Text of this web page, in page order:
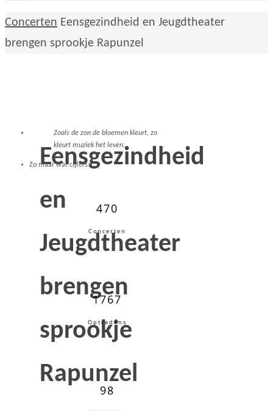
Home
Concerten Eensgezindheid en Jeugdtheater
brengen sprookje Rapunzel
Eensgezindheid
en
Jeugdtheater
brengen
sprookje
Rapunzel
Zoals de zon de bloemen kleurt, zo
kleurt muziek het leven..
Zo maar wat cijfers:
470
Concerten
1767
Optredens
98